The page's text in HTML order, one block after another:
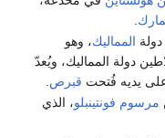
المماليك، وهو
دولة المماليك، ويُعدّ
يديه فُتحت قبرص
مرسوم فونتينبلو، الذي